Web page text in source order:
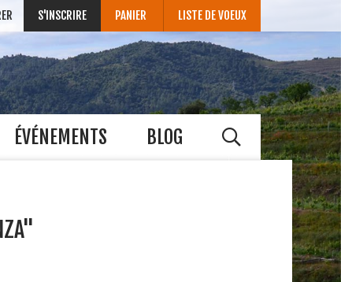
S'INSCRIRE PANIER LISTE DE VOEUX
ÉVÉNEMENTS BLOG